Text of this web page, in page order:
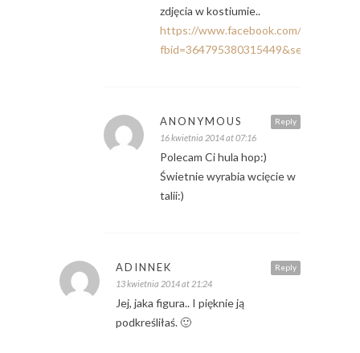
zdjęcia w kostiumie..
https://www.facebook.com/photo.php?
Reply
ANONYMOUS
16 kwietnia 2014 at 07:16
Polecam Ci hula hop:)
Świetnie wyrabia wcięcie w
talii:)
Reply
ADINNEK
13 kwietnia 2014 at 21:24
Jej, jaka figura.. I pięknie ją
podkreśliłaś. 🙂